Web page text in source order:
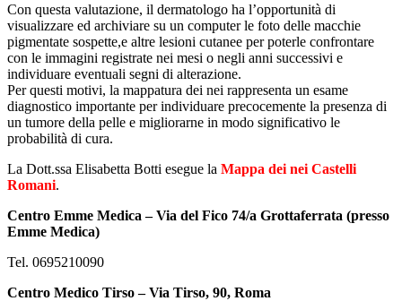
Con questa valutazione, il dermatologo ha l’opportunità di
visualizzare ed archiviare su un computer le foto delle macchie
pigmentate sospette,e altre lesioni cutanee per poterle confrontare
con le immagini registrate nei mesi o negli anni successivi e
individuare eventuali segni di alterazione.
Per questi motivi, la mappatura dei nei rappresenta un esame
diagnostico importante per individuare precocemente la presenza di
un tumore della pelle e migliorarne in modo significativo le
probabilità di cura.
La Dott.ssa Elisabetta Botti esegue la Mappa dei nei Castelli
Romani.
Centro Emme Medica – Via del Fico 74/a Grottaferrata (presso
Emme Medica)
Tel. 0695210090
Centro Medico Tirso –Via Tirso, 90, Roma